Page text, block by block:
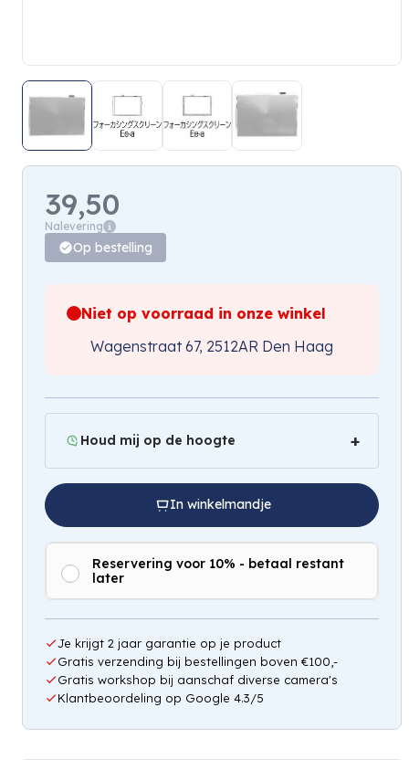
39,50
Nalevering
Op bestelling
Niet op voorraad in onze winkel
Wagenstraat 67, 2512AR Den Haag
Houd mij op de hoogte
Hou mij op de hoogte
In winkelmandje
Reservering voor 10% - betaal restant
later
Je krijgt 2 jaar garantie op je product
Gratis verzending bij bestellingen boven €100,-
Gratis workshop bij aanschaf diverse camera's
Klantbeoordeling op Google 4.3/5